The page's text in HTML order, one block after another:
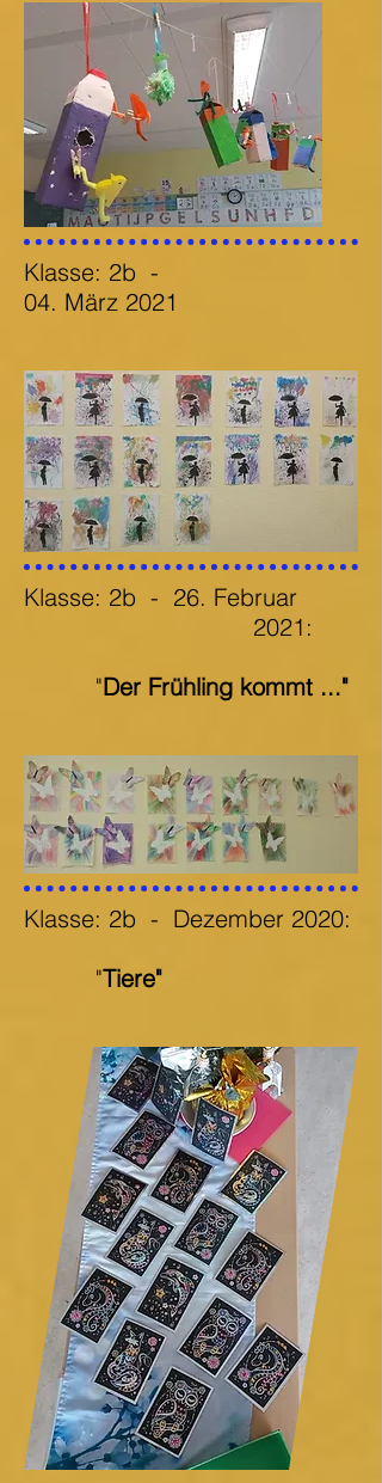
Klasse: 2b -
04. März 2021
Klasse: 2b - 26. Februar
2021:
"Der Frühling kommt ..."
Klasse: 2b - Dezember 2020:
"Tiere"